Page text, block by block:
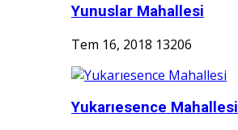
Yunuslar Mahallesi
Tem 16, 2018 13206
Yukarıesence Mahallesi